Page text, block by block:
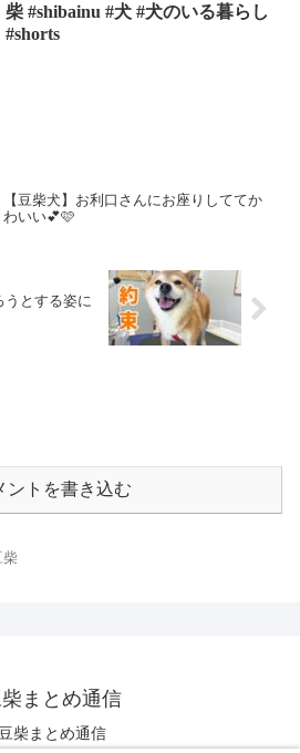
柴 #shibainu #犬 #犬のいる暮らし
#shorts
【豆柴犬】お利口さんにお座りしててか
わいい💕🩷
うとする姿に
ントを書き込む
柴
まとめ通信
柴まとめ通信